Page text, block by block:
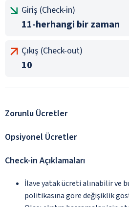
Giriş (Check-in)
11-herhangi bir zaman
Çıkış (Check-out)
10
Zorunlu Ücretler
Opsiyonel Ücretler
Check-in Açıklamaları
İlave yatak ücreti alınabilir ve
politikasına göre değişiklik